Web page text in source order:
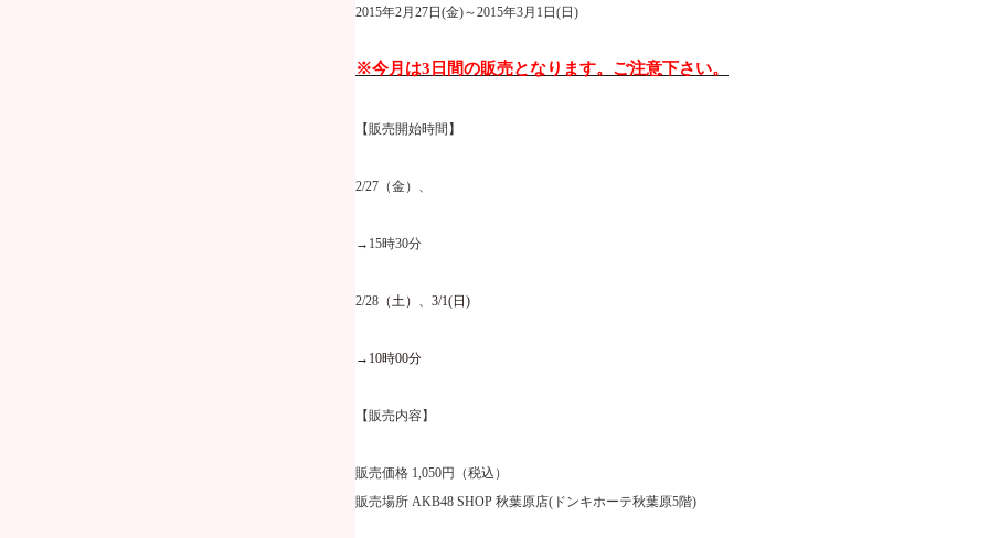
2015年2月27日(金)～2015年3月 1 日(日)
※今月は3 日間の販売となります。ご注意下さい。
【販売開始時間】
2/27 （金）、
→ 15時30分
2/28 （土）、 3/1(日)
→ 10時00分
【販売内容】
販売価格 1,050円（税込）
販売場所 AKB48 SHOP 秋葉原店( ドンキホーテ秋葉原5階)